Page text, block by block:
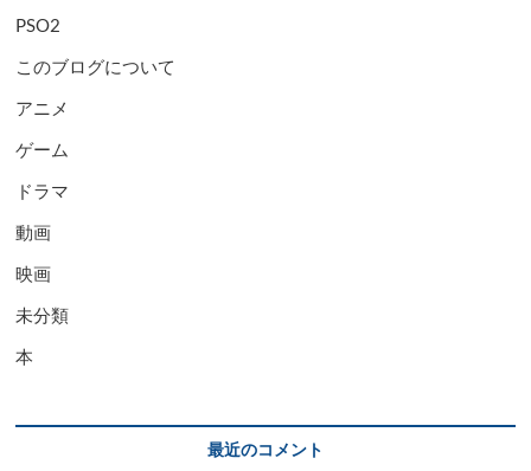
PSO2
このブログについて
アニメ
ゲーム
ドラマ
動画
映画
未分類
本
最近のコメント